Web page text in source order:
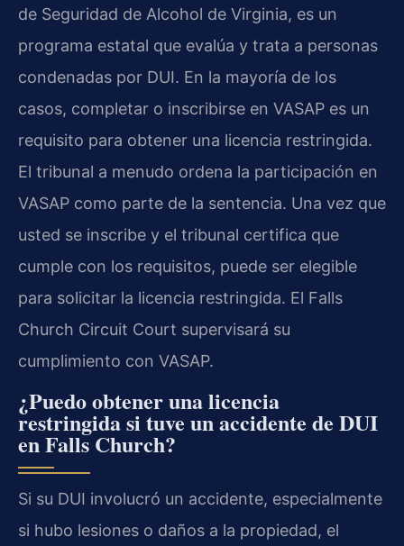
de Seguridad de Alcohol de Virginia, es un
programa estatal que evalúa y trata a personas
condenadas por DUI. En la mayoría de los
casos, completar o inscribirse en VASAP es un
requisito para obtener una licencia restringida.
El tribunal a menudo ordena la participación en
VASAP como parte de la sentencia. Una vez que
usted se inscribe y el tribunal certifica que
cumple con los requisitos, puede ser elegible
para solicitar la licencia restringida. El Falls
Church Circuit Court supervisará su
cumplimiento con VASAP.
¿Puedo obtener una licencia
restringida si tuve un accidente de DUI
en Falls Church?
Si su DUI involucró un accidente, especialmente
si hubo lesiones o daños a la propiedad, el